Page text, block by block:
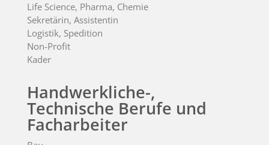
Life Science, Pharma, Chemie
Sekretärin, Assistentin
Logistik, Spedition
Non-Profit
Kader
Handwerkliche-,
Technische Berufe und
Facharbeiter